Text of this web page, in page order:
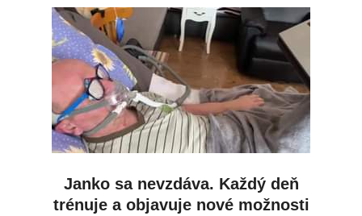
Janko sa nevzdáva. Každý deň
trénuje a objavuje nové možnosti